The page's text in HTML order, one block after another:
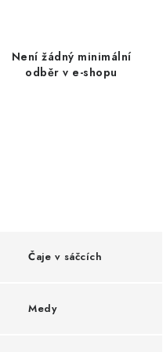
A SO2
OMÁČKY
/ MERUŇKY
Není žádný minimální
odběr v e-shopu
Čaje v sáčcích
Medy